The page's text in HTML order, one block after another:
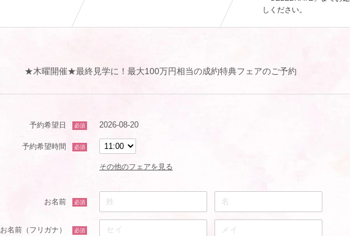
しください。
★木曜開催★最終見学に！最大100万円相当の成約特典フェアのご予約
予約希望日 必須 2026-08-20
予約希望時間 必須
その他のフェアを見る
お名前 必須
お名前（フリガナ） 必須